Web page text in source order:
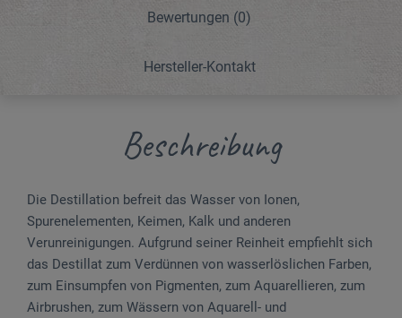
Bewertungen (0)
Hersteller-Kontakt
Beschreibung
Die Destillation befreit das Wasser von Ionen,
Spurenelementen, Keimen, Kalk und anderen
Verunreinigungen. Aufgrund seiner Reinheit empfiehlt sich
das Destillat zum Verdünnen von wasserlöslichen Farben,
zum Einsumpfen von Pigmenten, zum Aquarellieren, zum
Airbrushen, zum Wässern von Aquarell- und